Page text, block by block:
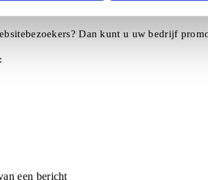
Dan kunt u uw bedrijf
een bericht